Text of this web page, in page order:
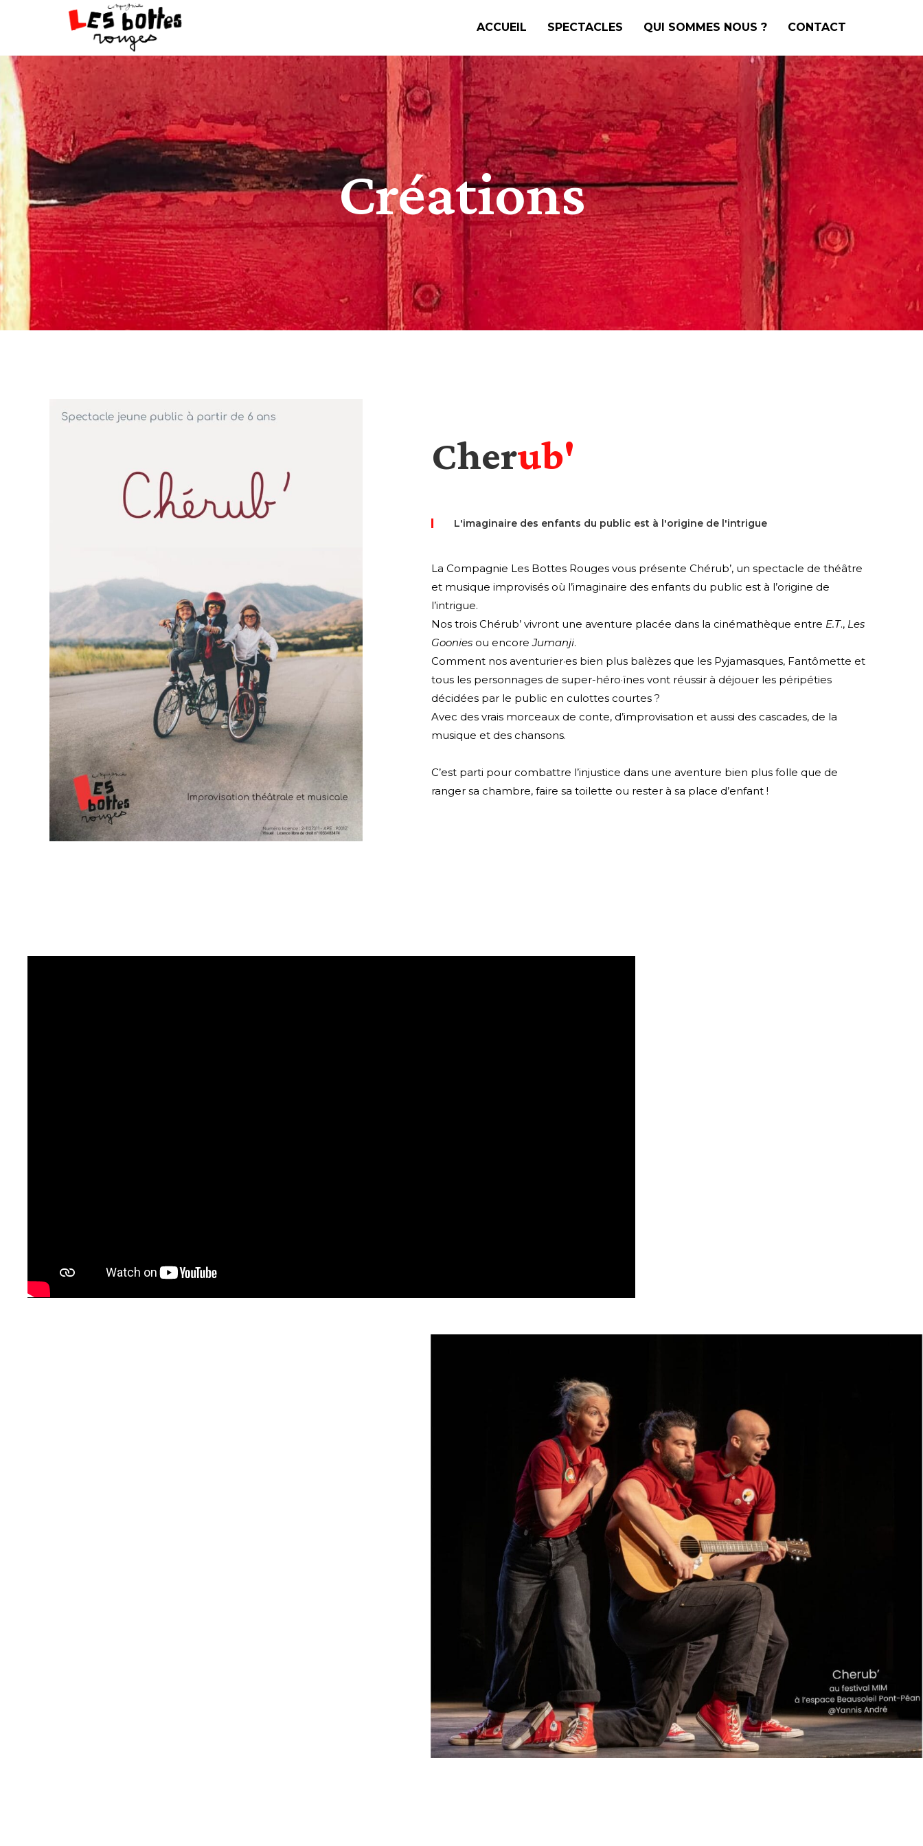
ACCUEIL SPECTACLES QUI SOMMES NOUS ? CONTACT
Créations
Cherub'
L'imaginaire des enfants du public est à l'origine de l'intrigue
La Compagnie Les Bottes Rouges vous présente Chérub’, un spectacle de théâtre
et musique improvisés où l’imaginaire des enfants du public est à l’origine de
l’intrigue.
Nos trois Chérub’ vivront une aventure placée dans la cinémathèque entre E.T., Les
Goonies ou encoreJumanji.
Comment nos aventurier·es bien plus balèzes que les Pyjamasques, Fantômette et
tous les personnages de super-héro·ïnes vont réussir à déjouer les péripéties
décidées par le public en culottes courtes ?
Avec des vrais morceaux de conte, d’improvisation et aussi des cascades, de la
musique et des chansons.
C’est parti pour combattre l’injustice dans une aventure bien plus folle que de
ranger sa chambre, faire sa toilette ou rester à sa place d’enfant !